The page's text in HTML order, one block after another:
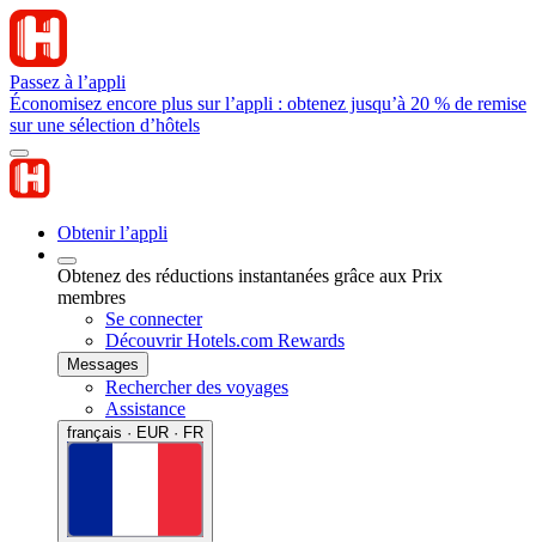
Passez à l’appli
Économisez encore plus sur l’appli : obtenez jusqu’à 20 % de remise
sur une sélection d’hôtels
Obtenir l’appli
Obtenez des réductions instantanées grâce aux Prix
membres
Se connecter
Découvrir Hotels.com Rewards
Messages
Rechercher des voyages
Assistance
français · EUR · FR